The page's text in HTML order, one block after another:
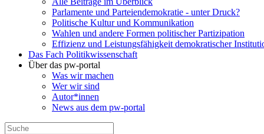
Parlamente und Parteiendemokratie - unter Druck?
Politische Kultur und Kommunikation
Wahlen und andere Formen politischer Partizipation
Effizienz und Leistungsfähigkeit demokratischer
Das Fach Politikwissenschaft
Über das pw-portal
Was wir machen
Wer wir sind
Autor*innen
News aus dem pw-portal